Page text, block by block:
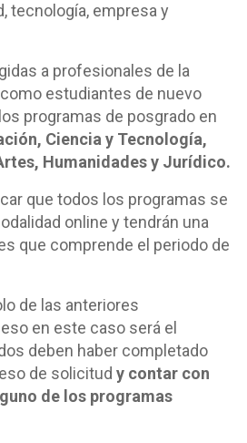
tecnología, empresa y
a profesionales de la
estudiantes de nuevo
programas de posgrado en
Ciencia y Tecnología,
Humanidades y Jurídico.
que todos los programas se
online y tendrán una
que comprende el periodo de
de las anteriores
en este caso será el
deben haber completado
de solicitud y contar con
de los programas